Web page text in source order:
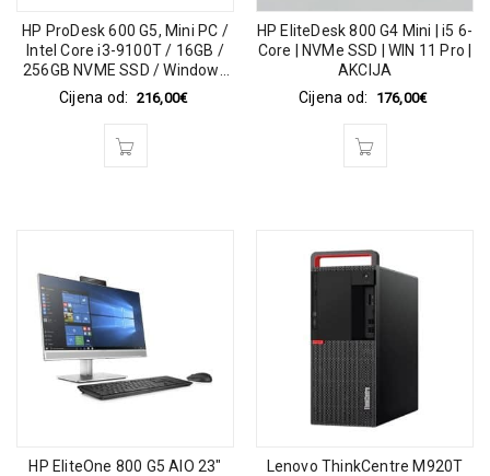
HP ProDesk 600 G5, Mini PC /
Intel Core i3-9100T / 16GB /
256GB NVME SSD / Windows
11 Pro
Cijena od: 216,00€
HP EliteDesk 800 G4 Mini | i5 6-
Core | NVMe SSD | WIN 11 Pro |
AKCIJA
Cijena od:
176,00€
HP EliteOne 800 G5 AIO 23″
Lenovo ThinkCentre M920T